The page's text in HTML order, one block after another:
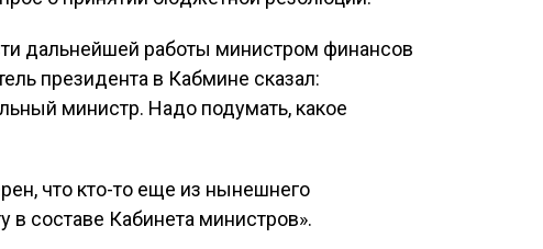
дальнейшей работы министром финансов
президента в Кабмине сказал:
министр. Надо подумать, какое
что кто-то еще из нынешнего
в составе Кабинета министров».